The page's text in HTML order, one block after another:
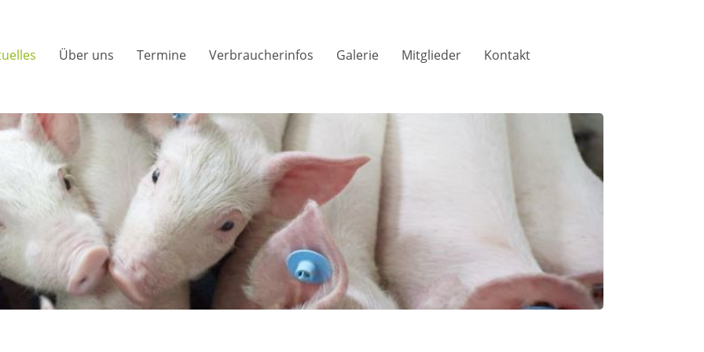
Über uns Termine Verbraucherinfos Galerie Mitglieder Kontakt